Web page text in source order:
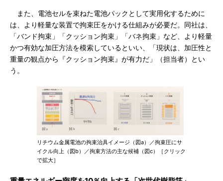
また、電池セルを束ねた電池パックとして実用化するために
は、より軽量な装置で拘束圧をかける仕組みが必要だ。同社は、
「バンド拘束」「クッション拘束」「バネ拘束」など、より軽量
かつ有効な加圧方法を模索しているといい、「現状は、加圧性と
重量の観点から『クッション拘束』が有力だ」（担当者）とい
う。
リチウム金属電池の拘束治具イメージ（図a）／拘束圧にサ
イクル向上（図b）／拘束方法の主な候補（図c）［クリック
で拡大］